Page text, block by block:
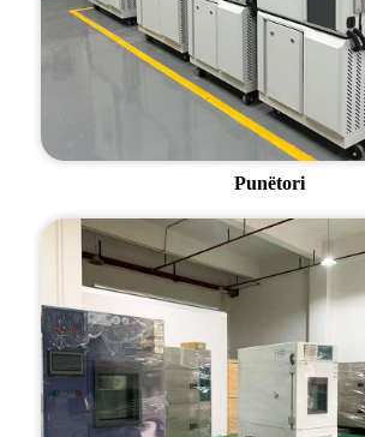
Punëtori